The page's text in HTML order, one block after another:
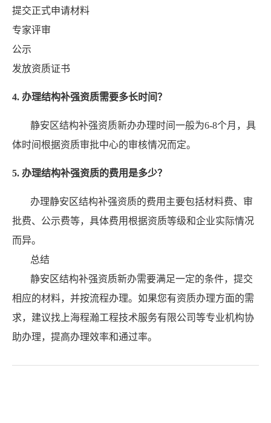
提交正式申请材料
专家评审
公示
发放资质证书
4. 办理结构补强资质需要多长时间？
静安区结构补强资质新办办理时间一般为6-8个月，具
体时间根据资质审批中心的审核情况而定。
5. 办理结构补强资质的费用是多少？
办理静安区结构补强资质的费用主要包括材料费、审
批费、公示费等，具体费用根据资质等级和企业实际情况
而异。
总结
静安区结构补强资质新办需要满足一定的条件，提交
相应的材料，并按流程办理。如果您有资质办理方面的需
求，建议找上海程瀚工程技术服务有限公司等专业机构协
助办理，提高办理效率和通过率。